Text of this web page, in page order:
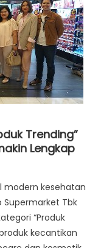
Trending”
Lengkap
modern kesehatan
Supermarket Tbk
“Produk
kecantikan